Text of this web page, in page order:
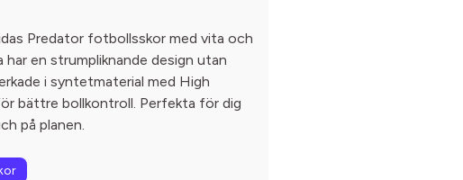
Predator fotbollsskor med vita och
har en strumpliknande design utan
i syntetmaterial med High
bättre bollkontroll. Perfekta för dig
på planen.